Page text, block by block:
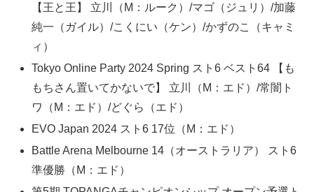
【王と王】 立川（M：ルーク）/マゴ（ジュリ）/加藤
純一（ガイル）/こくにい（ケン）/かずのこ（キャミ
ィ）
Tokyo Online Party 2024 Spring スト6 ベスト64 【も
もちさん置いてかないで】 立川（M：エド）/常闇ト
ワ（M：エド）/どぐら（エド）
EVO Japan 2024 スト6 17位（M：エド）
Battle Arena Melbourne 14（オーストラリア） スト6
準優勝（M：エド）